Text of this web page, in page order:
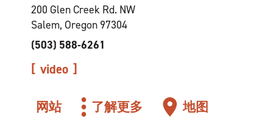
200 Glen Creek Rd. NW
Salem, Oregon 97304
(503) 588-6261
video
网站 了解更多 地图